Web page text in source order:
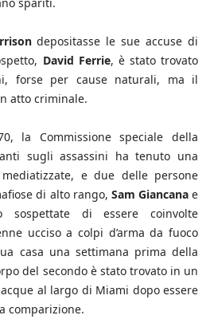
depositasse le sue accuse di
David Ferrie, è stato trovato
forse per cause naturali, ma il
atto criminale.
la Commissione speciale della
sugli assassini ha tenuto una
e due delle persone
di alto rango, Sam Giancanae
sospettate di essere coinvolte
ucciso a colpi d’arma da fuoco
casa una settimana prima della
del secondo è stato trovato in un
al largo di Miami dopo essere
comparizione.